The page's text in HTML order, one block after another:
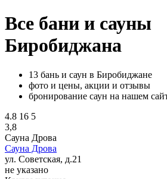
Все бани и сауны
Биробиджана
13 бань и саун в Биробиджане
фото и цены, акции и отзывы
бронирование саун на нашем
4.8 16 5
3,8
Сауна Дрова
Сауна Дрова
ул. Советская, д.21
не указано